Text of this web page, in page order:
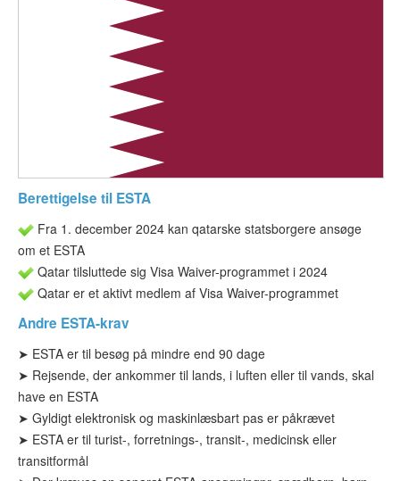
ESTA-status
Berettigelse til ESTA
Fra 1. december 2024 kan qatarske statsborgere ansøge
om et ESTA
Qatar tilsluttede sig Visa Waiver-programmet i 2024
Qatar er et aktivt medlem af Visa Waiver-programmet
Andre ESTA-krav
➤ ESTA er til besøg på mindre end 90 dage
➤ Rejsende, der ankommer til lands, i luften eller til vands, skal
have en ESTA
➤ Gyldigt elektronisk og maskinlæsbart pas er påkrævet
➤ ESTA er til turist-, forretnings-, transit-, medicinsk eller
transitformål